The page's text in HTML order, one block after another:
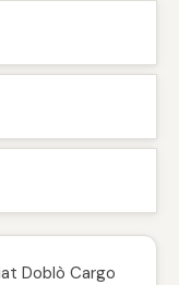
Doblò Cargo